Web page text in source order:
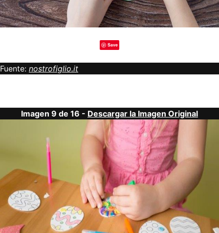
Save
Fuente: nostrofiglio.it
Imagen 9 de 16 - Descargar la Imagen Original